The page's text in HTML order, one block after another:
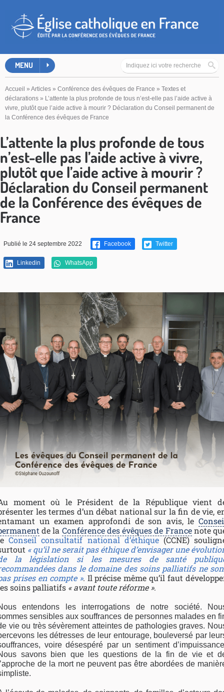
MENU
Accueil » Articles » Conférence des évêques de France » Textes et
déclarations » L’attente la plus profonde de tous n’est-elle pas l’aide active à
vivre, plutôt que l’aide active à mourir ? Déclaration du Conseil permanent de
la Conférence des évêques de France
L’attente la plus profonde de tous
n’est-elle pas l’aide active à vivre,
plutôt que l’aide active à mourir ?
Déclaration du Conseil permanent
de la Conférence des évêques de
France
Publié le 24 septembre 2022 Facebook Twitter
Linkedin WhatsApp
moment où le Président de la République vient
les termes d’un débat national sur la fin de vie,
un examen approfondi de son avis, le
de la Conférence des évêques de Francenote
Conseil consultatif national d’éthique(CCNE)
« qu’il ne serait pas éthique d’envisager une
la législation si les mesures de santé
dans le domaine des soins palliatifs ne
prises en compte ». Il précise même qu’il faut
soins palliatifs « avant toute réforme ».
entendons les interrogations de notre société.
sensibles aux souffrances de personnes malades en
vie ou très sévèrement atteintes de pathologies graves.
les détresses de leur entourage, bouleversé par
voire désespéré par un sentiment
savons bien que les questions de la fin de vie et
de la mort ne peuvent pas être abordées de